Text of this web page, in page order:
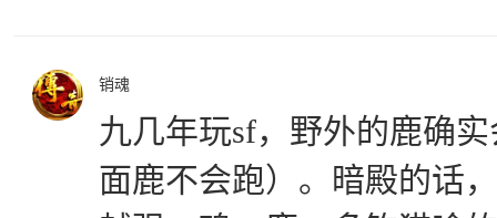
销魂
九几年玩sf，野外的鹿确
面鹿不会跑）。暗殿的话